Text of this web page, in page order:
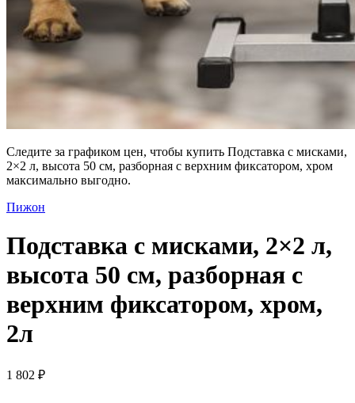
Следите за графиком цен, чтобы купить Подставка с мисками,
2×2 л, высота 50 см, разборная с верхним фиксатором, хром
максимально выгодно.
Пижон
Подставка с мисками, 2×2 л,
высота 50 см, разборная с
верхним фиксатором, хром,
2л
1 802 ₽